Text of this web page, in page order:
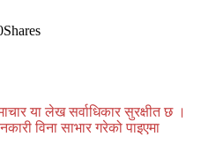
Shares
या लेख सर्वाधिकार सुरक्षीत छ ।
विना साभार गरेको पाइएमा